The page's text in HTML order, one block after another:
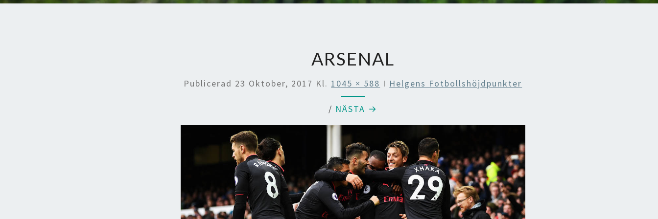
ARSENAL
Publicerad 23 Oktober, 2017 Kl. 1045 × 588 I Helgens Fotbollshöjdpunkter
/ NÄSTA →